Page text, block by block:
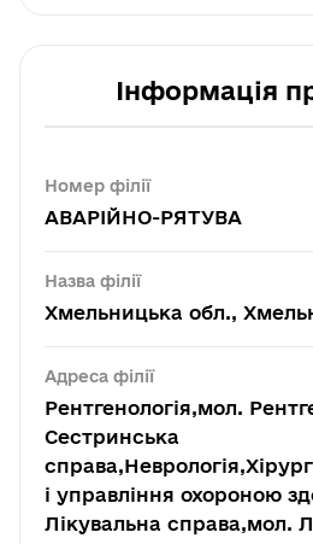
Інформація
Номер філії
АВАРІЙНО-РЯТУВА
Назва філії
Хмельницька обл.,
Адреса філії
Рентгенологія,мол.
Сестринська
і управління охороною
Лікувальна справа,мол.